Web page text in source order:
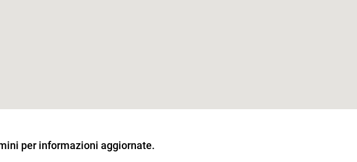
per informazioni aggiornate.